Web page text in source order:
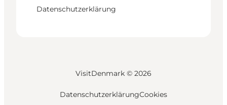
Datenschutzerklärung
VisitDenmark © 2026
DatenschutzerklärungCookies